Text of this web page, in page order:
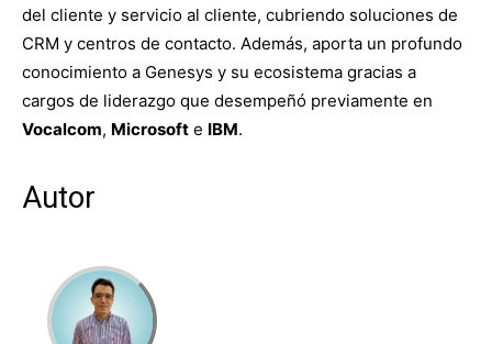
del cliente y servicio al cliente, cubriendo soluciones de
CRM y centros de contacto. Además, aporta un profundo
conocimiento a Genesys y su ecosistema gracias a
cargos de liderazgo que desempeñó previamente en
Vocalcom, Microsoft e IBM.
Autor